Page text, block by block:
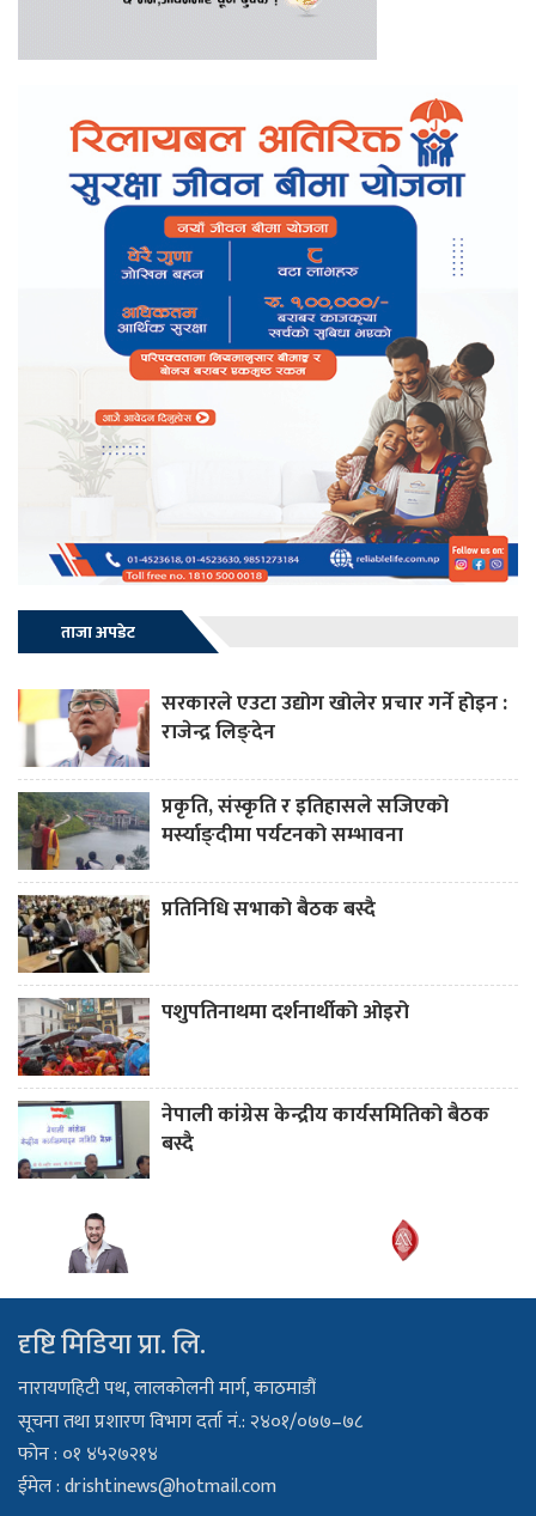
ताजा अपडेट
सरकारले एउटा उद्योग खोलेर प्रचार गर्ने होइन :
राजेन्द्र लिङ्देन
प्रकृति, संस्कृति र इतिहासले सजिएको
मर्स्याङ्दीमा पर्यटनको सम्भावना
प्रतिनिधि सभाको बैठक बस्दै
पशुपतिनाथमा दर्शनार्थीको ओइरो
नेपाली कांग्रेस केन्द्रीय कार्यसमितिको बैठक
बस्दै
दृष्टि मिडिया प्रा. लि.
नारायणहिटी पथ, लालकोलनी मार्ग, काठमाडौं
सूचना तथा प्रशारण विभाग दर्ता नं.: २४०१/०७७–७८
फोन : ०१ ४५२७२१४
ईमेल :drishtinews@hotmail.com